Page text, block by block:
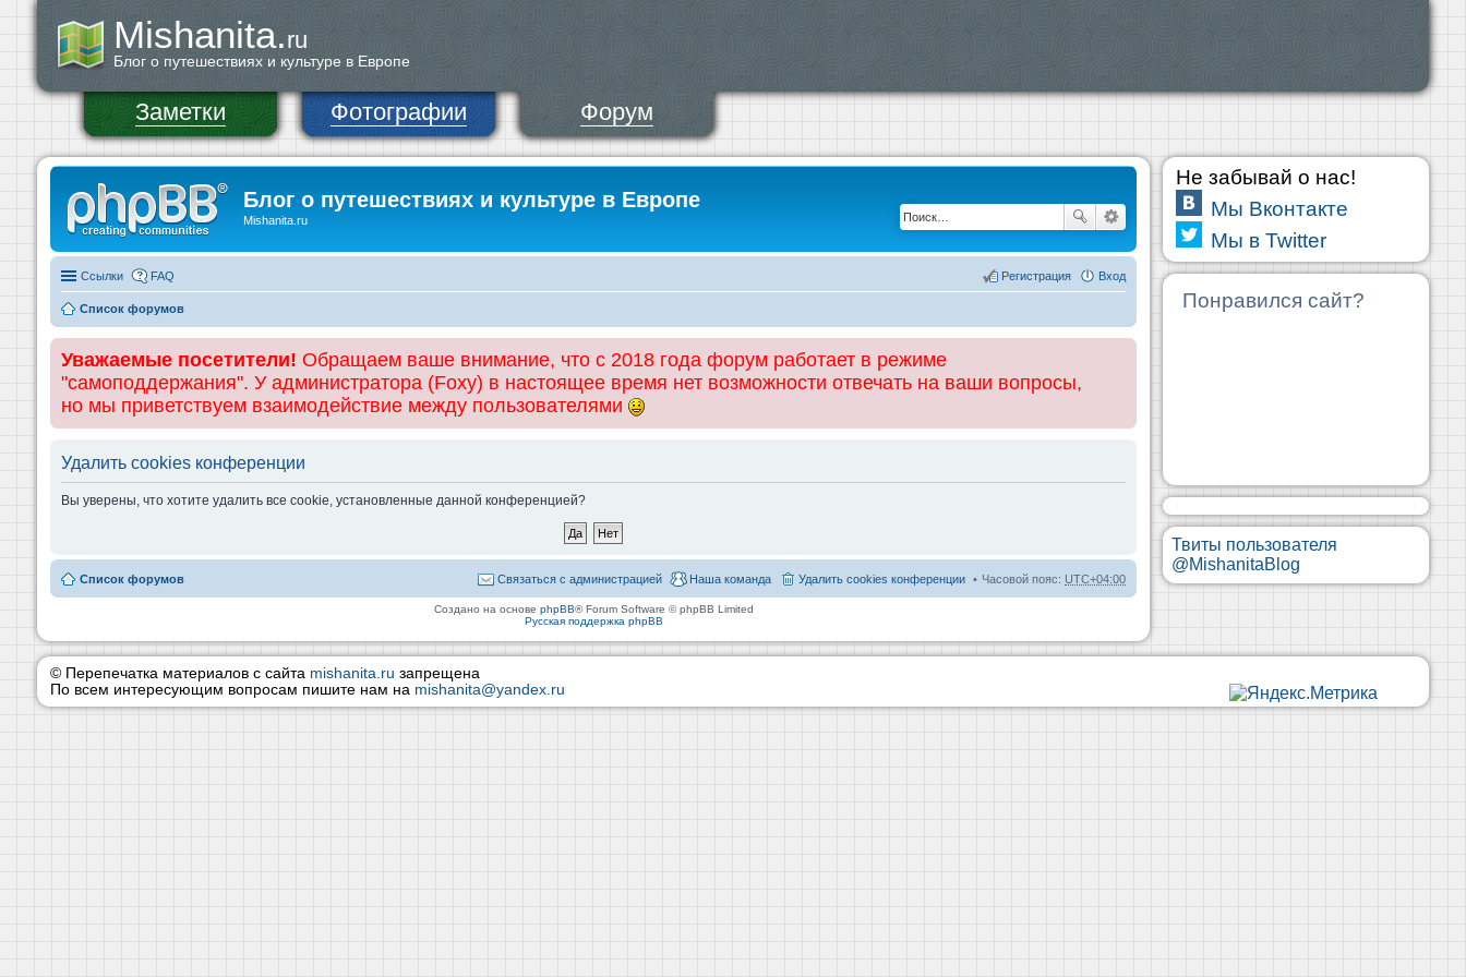
Mishanita.ru
Блог о путешествиях и культуре в Европе
Заметки Фотографии Форум
Блог о путешествиях и культуре в Европе
Mishanita.ru
Ссылки FAQ Вход
Регистрация
Список форумов
Уважаемые посетители! Обращаем ваше внимание, что с 2018 года форум работает в режиме
"самоподдержания". У администратора (Foxy) в настоящее время нет возможности отвечать на ваши вопросы,
но мы приветствуем взаимодействие между пользователями
Удалить cookies конференции
Вы уверены, что хотите удалить все cookie, установленные данной конференцией?
Список форумов Часовой пояс: UTC+04:00
Удалить cookies конференции
Наша команда
Связаться с администрацией
Создано на основе phpBB® Forum Software © phpBB Limited
Русская поддержка phpBB
Не забывай о нас!
Мы Вконтакте
Мы в Twitter
Понравился сайт?
Твиты пользователя
@MishanitaBlog
© Перепечатка материалов с сайта mishanita.ru запрещена
По всем интересующим вопросам пишите нам на mishanita@yandex.ru